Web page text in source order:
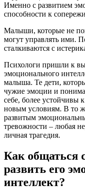
Именно с развитием
способности к
Малыши, которые не
могут управлять ими.
сталкиваются с
Психологи пришли к
эмоционального
малыша. Те дети,
чужие эмоции и
себе, более устойчивы
новым условиям. В то
развитым
тревожности – любая
личная трагедия.
Как общаться
развить его
интеллект?